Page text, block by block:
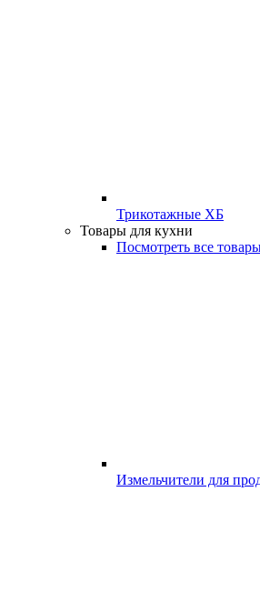
Трикотажные ХБ
Товары для кухни
Посмотреть все
Измельчители для